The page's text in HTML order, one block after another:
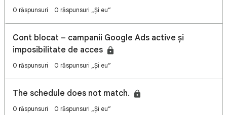
0 răspunsuri 0 răspunsuri „Și eu”
Cont blocat – campanii Google Ads active și
imposibilitate de acces
0 răspunsuri 0 răspunsuri „Și eu”
The schedule does not match.
0 răspunsuri 0 răspunsuri „Și eu”